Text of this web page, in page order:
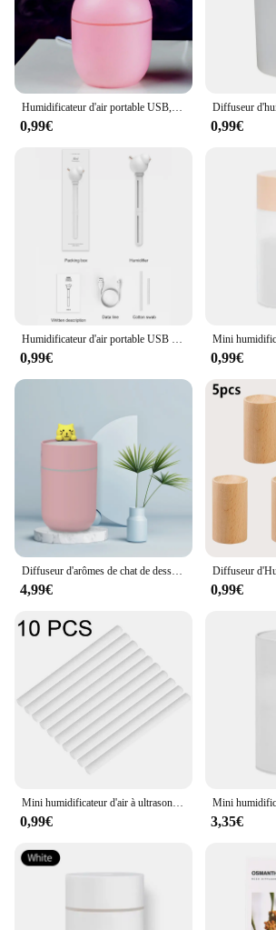
Humidificateur d'air portable USB, diffuseur d'huiles essentielles, mode arrêt automatique avec lumière LED, brumisateur pour la maison et la voiture, 220ml
0,99€ 0,99€
Humidificateur d'air portable USB à LED, diffuseur silencieux, supporter ficateur de voiture, diffuseur d'arômes, brumisateur pour la maison, le bureau, les poignées d'humidification amovibles
0,99€ 0,99€
Diffuseur d'arômes de chat de dessin animé avec veilleuse, humidificateur d'air, machine d'aromathérapie, brumisateur froid USB, supporter ficateur d'air frais à la maison
4,99€ 0,99€
0,99€ 3,35€